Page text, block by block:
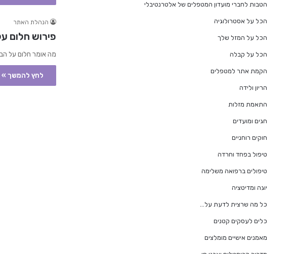
הנהלת האתר
פירוש חלום
מה אומר חלום על
לחץ להמשך »
הטבות לחברי מועדון המטפלים של אלטרנטיבלי
הכל על אסטרולוגיה
הכל על המזל שלך
הכל על קבלה
הקמת אתר למטפלים
הריון ולידה
התאמת מזלות
חגים ומועדים
חוקים רוחניים
טיפול בפחד וחרדה
טיפולים ברפואה משלימה
יוגה ומדיטציה
כל מה שרצית לדעת על…
כלים לעסקים קטנים
מאמנים אישיים מומלצים